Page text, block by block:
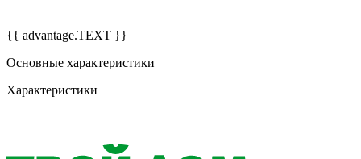
{{ advantage.TEXT }}
Основные характеристики
Характеристики